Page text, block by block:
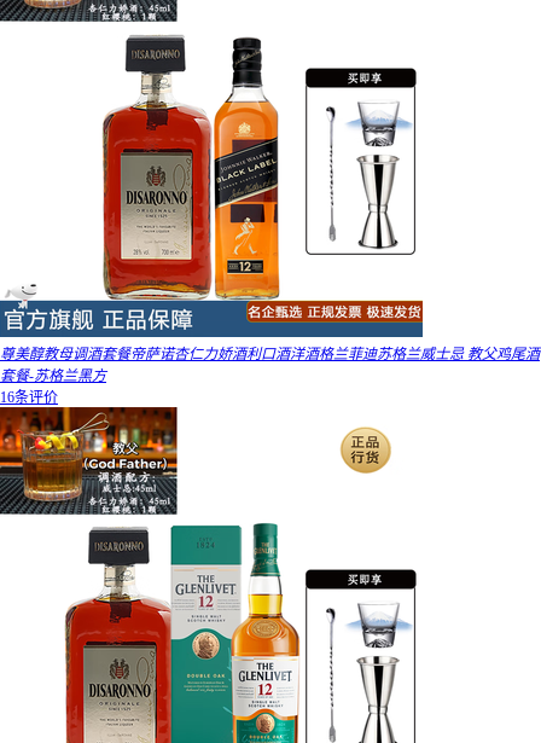
尊美醇教母调酒套餐帝萨诺杏仁力娇酒利口酒洋酒格兰菲迪苏格兰威士忌 教父鸡尾酒
套餐-苏格兰黑方
16条评价